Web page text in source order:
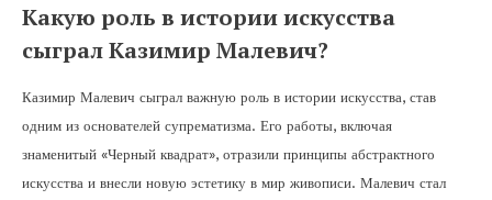
Какую роль в истории искусства
сыграл Казимир Малевич?
Казимир Малевич сыграл важную роль в истории искусства, став
одним из основателей супрематизма. Его работы, включая
знаменитый «Черный квадрат», отразили принципы абстрактного
искусства и внесли новую эстетику в мир живописи. Малевич стал